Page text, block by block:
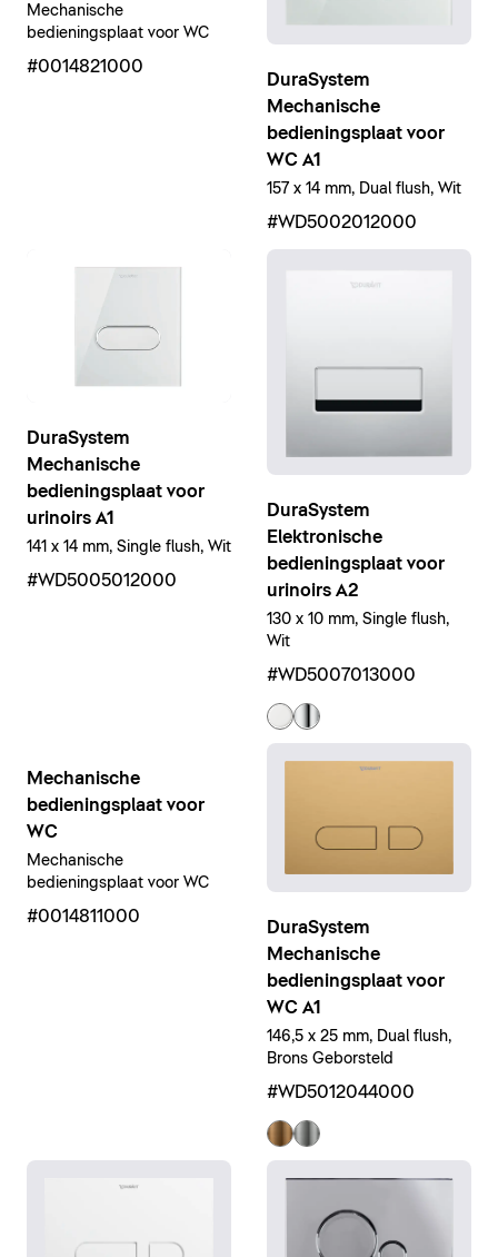
Mechanische
bedieningsplaat voor WC
#0014821000
DuraSystem
Mechanische
bedieningsplaat voor
WC A1
157 x 14 mm, Dual flush, Wit
#WD5002012000
DuraSystem
Mechanische
bedieningsplaat voor
urinoirs A1
141 x 14 mm, Single flush, Wit
#WD5005012000
DuraSystem
Elektronische
bedieningsplaat voor
urinoirs A2
130 x 10 mm, Single flush,
Wit
#WD5007013000
Mechanische
bedieningsplaat voor
WC
Mechanische
bedieningsplaat voor WC
#0014811000
DuraSystem
Mechanische
bedieningsplaat voor
WC A1
146,5 x 25 mm, Dual flush,
Brons Geborsteld
#WD5012044000